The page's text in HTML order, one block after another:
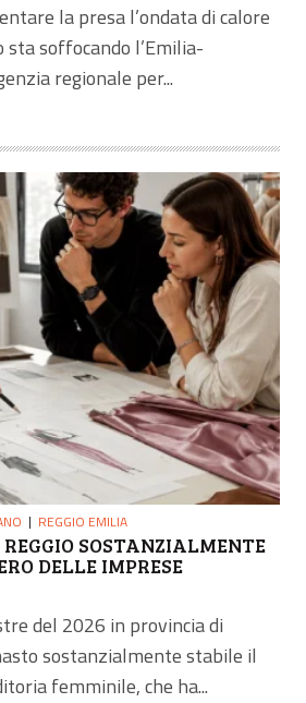
la presa l’ondata di calore
sta soffocando l’Emilia-
regionale per...
REGGIO EMILIA
SOSTANZIALMENTE
DELLE IMPRESE
del 2026 in provincia di
sostanzialmente stabile il
femminile, che ha...